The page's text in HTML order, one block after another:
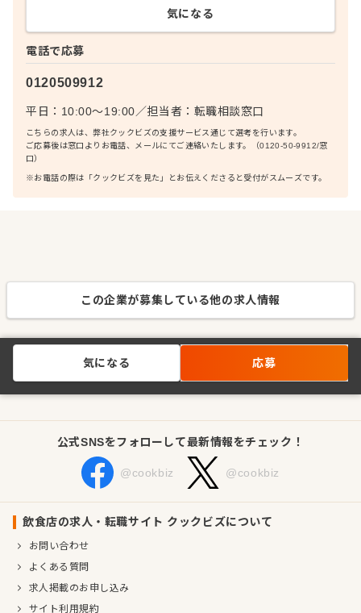
電話で応募
0120509912
平日：10:00〜19:00／担当者： 転職相談窓口
こちらの求人は、弊社クックビズの支援サービス通じて選考を行います。
ご応募後は窓口よりお電話、メールにてご連絡いたします。（0120-50-9912/窓
口）
※お電話の際は「クックビズを見た」とお伝えくださると受付がスムーズです。
気になる
この企業が募集している他の求人情報
気になる 応募
公式SNSをフォローして最新情報をチェック！
@cookbiz @cookbiz
飲食店の求人・転職サイト クックビズについて
お問い合わせ
よくある質問
求人掲載のお申し込み
サイト利用規約